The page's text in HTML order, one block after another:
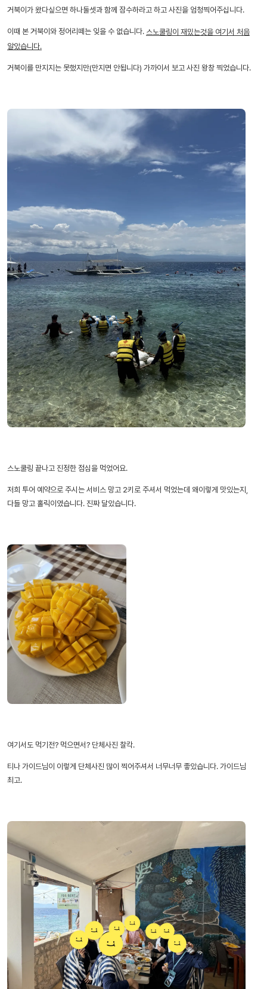
거북이가 왔다싶으면 하나둘셋과 함께 잠수하라고 하고 사진을 엄청찍어주십니다.
이때 본 거북이와 정어리떼는 잊을 수 없습니다. 스노쿨링이 재밌는것을 여기서 처음
알았습니다.
거북이를 만지지는 못했지만(만지면 안됩니다) 가까이서 보고 사진 왕창 찍었습니다.
스노쿨링 끝나고 진정한 점심을 먹었어요.
저희 투어 예약으로 주시는 서비스 망고 2키로 주셔서 먹었는데 왜이렇게 맛있는지,
다들 망고 홀릭이였습니다. 진짜 달았습니다.
여기서도 먹기전? 먹으면서? 단체사진 찰칵.
티나 가이드님이 이렇게 단체사진 많이 찍어주셔서 너무너무 좋았습니다. 가이드님
최고.